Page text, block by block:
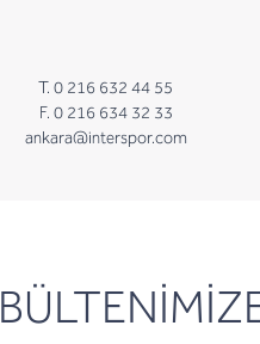
T. 0 216 632 44 55
F. 0 216 634 32 33
ankara@interspor.com